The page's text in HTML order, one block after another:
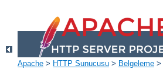
Apache > HTTP Sunucusu > Belgeleme >